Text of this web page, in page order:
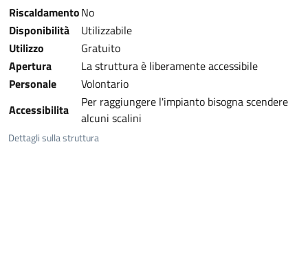
Dettagli sulla struttura
RiscaldamentoNo
Disponibilità
Utilizzabile
Utilizzo
Gratuito
Apertura
La struttura è liberamente accessibile
Personale
Volontario
Accessibilita
Per raggiungere l'impianto bisogna scendere
alcuni scalini